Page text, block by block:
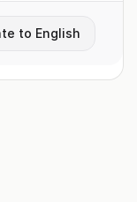
to English